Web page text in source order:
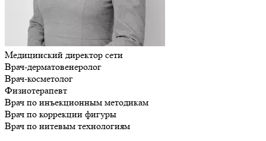
Медицинский директор сети
Врач-дерматовенеролог
Врач-косметолог
Физиотерапевт
Врач по инъекционным методикам
Врач по коррекции фигуры
Врач по нитевым технологиям